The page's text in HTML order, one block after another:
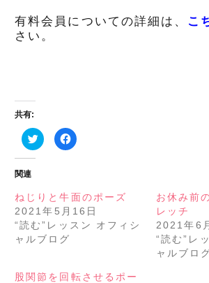
有料会員についての詳細は、 こ
さい。
共有:
ク
リ
で
共
有
(新
い
ウ
ド
ウ
Facebook
で
は
ク
リ
ッ
ク
さ
い
関連
ねじりと牛面のポーズ
2021年5月16日
“読む”レッスン オフィシ
ャルブログ
お休み前
レッチ
2021年6
“読む”レ
ャルブロ
股関節を回転させるポー